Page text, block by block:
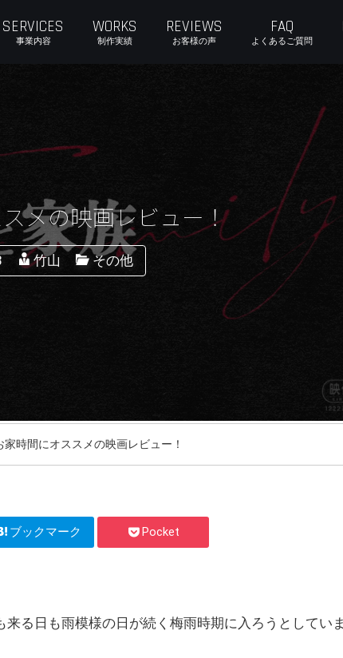
SERVICES
事業内容
WORKS
制作実績
REVIEWS
お客様の声
FAQ
よくあるご質問
メの映画レビュー！
竹山 その他
家時間にオススメの映画レビュー！
ブックマーク Pocket
る日も雨模様の日が続く梅雨時期に入ろうとしていま